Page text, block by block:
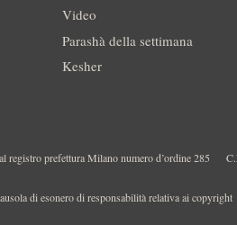
Video
Parashà della settimana
Kesher
registro prefettura Milano numero d’ordine 285
di esonero di responsabilità relativa ai copyright